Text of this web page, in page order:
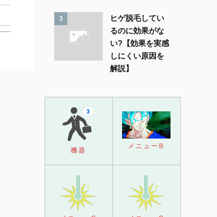
3
ヒゲ脱毛してい
るのに効果がな
い?【効果を実感
しにくい原因を
解説】
機器
メニューB